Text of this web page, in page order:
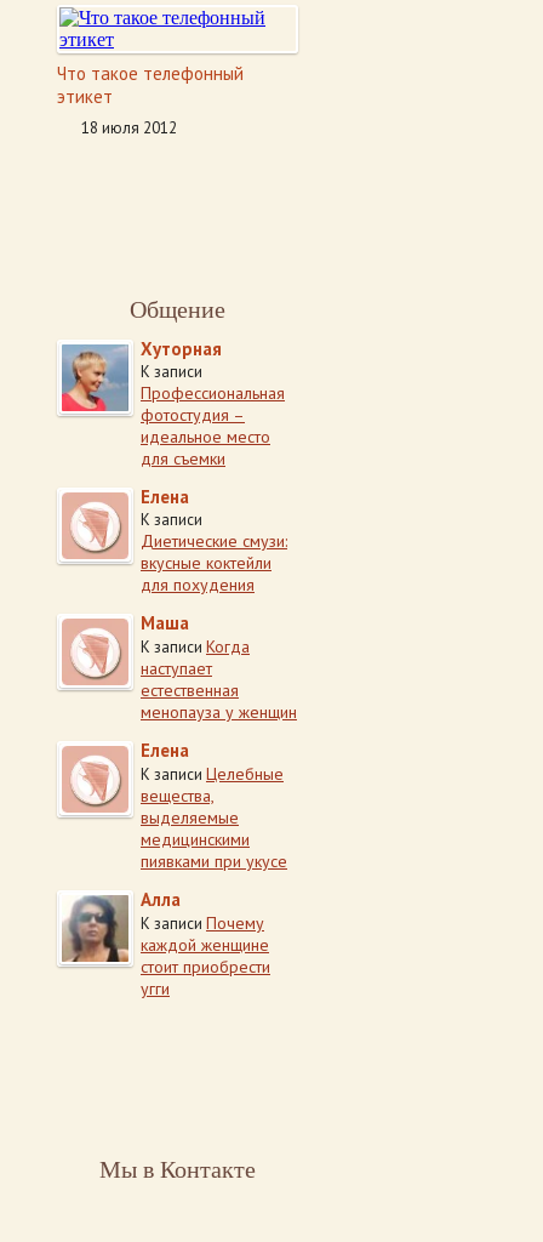
Что такое телефонный
этикет
18 июля 2012
Общение
Хуторная
К записи
Профессиональная
фотостудия –
идеальное место
для съемки
Елена
К записи
Диетические смузи:
вкусные коктейли
для похудения
Маша
К записи Когда
наступает
естественная
менопауза у женщин
Елена
К записи Целебные
вещества,
выделяемые
медицинскими
пиявками при укусе
Алла
К записи Почему
каждой женщине
стоит приобрести
угги
Мы в Контакте